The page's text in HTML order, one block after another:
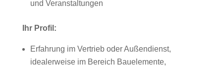
und Veranstaltungen
Ihr Profil:
Erfahrung im Vertrieb oder Außendienst,
idealerweise im Bereich Bauelemente,